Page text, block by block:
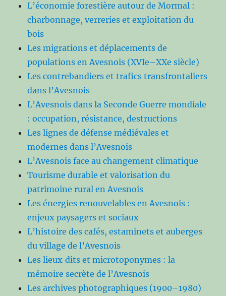
L’économie forestière autour de Mormal :
charbonnage, verreries et exploitation du
bois
Les migrations et déplacements de
populations en Avesnois (XVIe–XXe siècle)
Les contrebandiers et trafics transfrontaliers
dans l’Avesnois
L’Avesnois dans la Seconde Guerre mondiale
: occupation, résistance, destructions
Les lignes de défense médiévales et
modernes dans l’Avesnois
L’Avesnois face au changement climatique
Tourisme durable et valorisation du
patrimoine rural en Avesnois
Les énergies renouvelables en Avesnois :
enjeux paysagers et sociaux
L’histoire des cafés, estaminets et auberges
du village de l’Avesnois
Les lieux‑dits et microtoponymes : la
mémoire secrète de l’Avesnois
Les archives photographiques (1900–1980)